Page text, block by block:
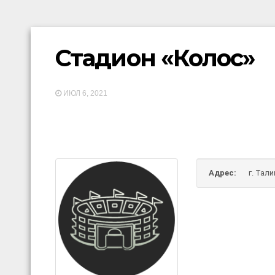
Стадион «Колос»
ИЮЛ 6, 2021
Адрес: г.